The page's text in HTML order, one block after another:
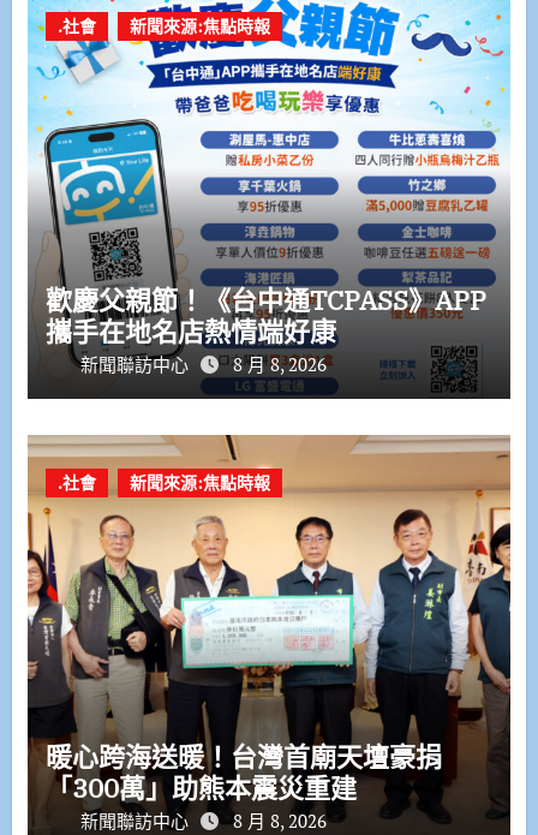
.社會 新聞來源:焦點時報
歡慶父親節！《台中通TCPASS》APP
攜手在地名店熱情端好康
新聞聯訪中心 8 月 8, 2026
.社會 新聞來源:焦點時報
暖心跨海送暖！台灣首廟天壇豪捐
「300萬」助熊本震災重建
新聞聯訪中心 8 月 8, 2026